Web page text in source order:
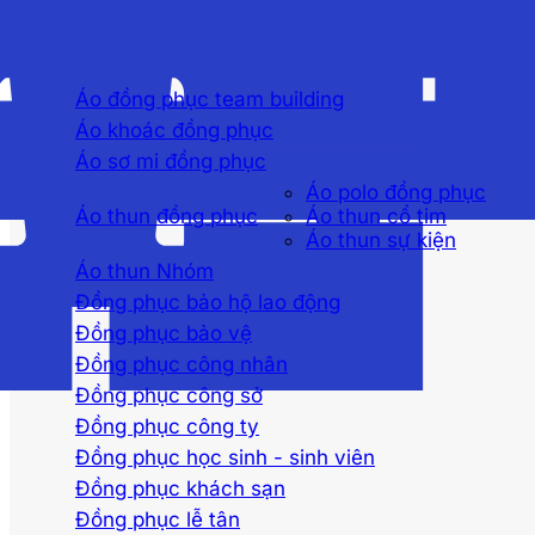
Áo đồng phục team building
Áo khoác đồng phục
Áo sơ mi đồng phục
Áo thun đồng phục
Áo polo đồng phục
Áo thun cổ tim
Áo thun sự kiện
Áo thun Nhóm
Đồng phục bảo hộ lao động
Đồng phục bảo vệ
Đồng phục công nhân
Đồng phục công sở
Đồng phục công ty
Đồng phục học sinh - sinh viên
Đồng phục khách sạn
Đồng phục lễ tân